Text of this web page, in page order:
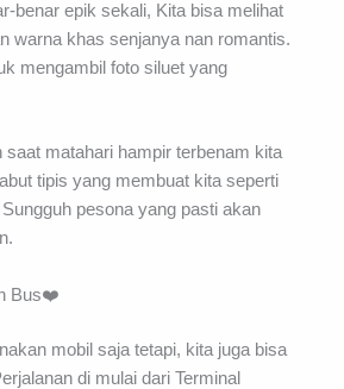
benar epik sekali, Kita bisa melihat
warna khas senjanya nan romantis.
mengambil foto siluet yang
saat matahari hampir terbenam kita
tipis yang membuat kita seperti
pesona yang pasti akan
Bus❤️
mobil saja tetapi, kita juga bisa
di mulai dari Terminal